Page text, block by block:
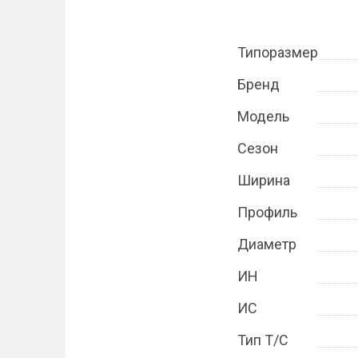
Типоразмер
Бренд
Модель
Сезон
Ширина
Профиль
Диаметр
ИН
ИС
Тип Т/С